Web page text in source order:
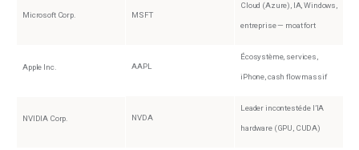
Microsoft Corp. MSFT
Cloud (Azure), IA, Windows,
entreprise — moat fort
Apple Inc. AAPL
Écosystème, services,
iPhone, cash flow massif
NVIDIA Corp. NVDA
Leader incontesté de l’IA
hardware (GPU, CUDA)